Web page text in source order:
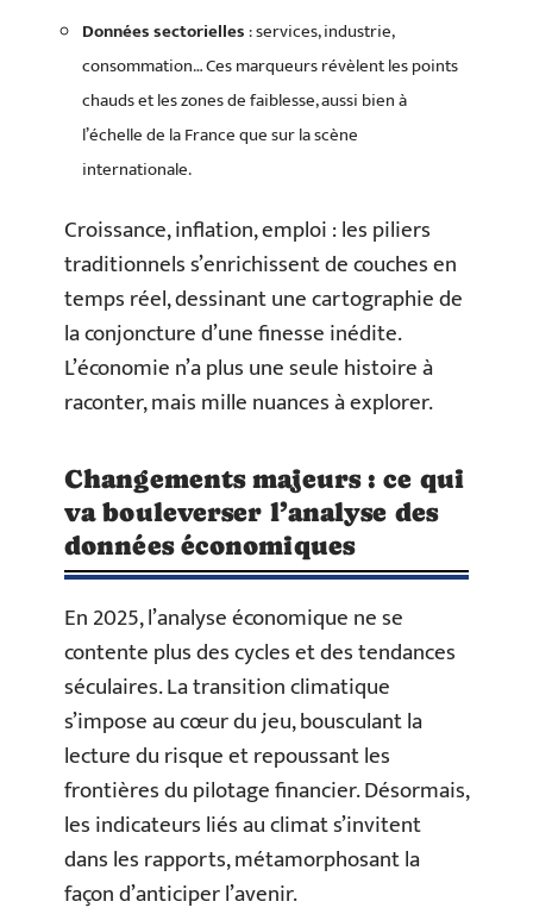
Données sectorielles: services, industrie,
consommation… Ces marqueurs révèlent les points
chauds et les zones de faiblesse, aussi bien à
l’échelle de la France que sur la scène
internationale.
Croissance, inflation, emploi : les piliers
traditionnels s’enrichissent de couches en
temps réel, dessinant une cartographie de
la conjoncture d’une finesse inédite.
L’économie n’a plus une seule histoire à
raconter, mais mille nuances à explorer.
Changements majeurs : ce qui
va bouleverser l’analyse des
données économiques
En 2025, l’analyse économique ne se
contente plus des cycles et des tendances
séculaires. La transition climatique
s’impose au cœur du jeu, bousculant la
lecture du risque et repoussant les
frontières du pilotage financier. Désormais,
les indicateurs liés au climat s’invitent
dans les rapports, métamorphosant la
façon d’anticiper l’avenir.